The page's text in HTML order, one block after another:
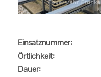
Einsatznummer:
Örtlichkeit:
Dauer: